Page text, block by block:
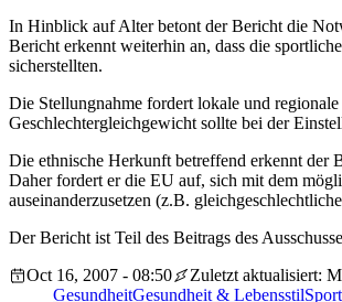
In Hinblick auf Alter betont der Bericht die
Bericht erkennt weiterhin an, dass die
sicherstellten.
Die Stellungnahme fordert lokale und
Geschlechtergleichgewicht sollte bei der
Die ethnische Herkunft betreffend erkennt der
Daher fordert er die EU auf, sich mit dem
auseinanderzusetzen (z.B.
Der Bericht ist Teil des Beitrags des
Oct 16, 2007 - 08:50
Zuletzt aktualisiert:
GesundheitGesundheit & LebensstilSport